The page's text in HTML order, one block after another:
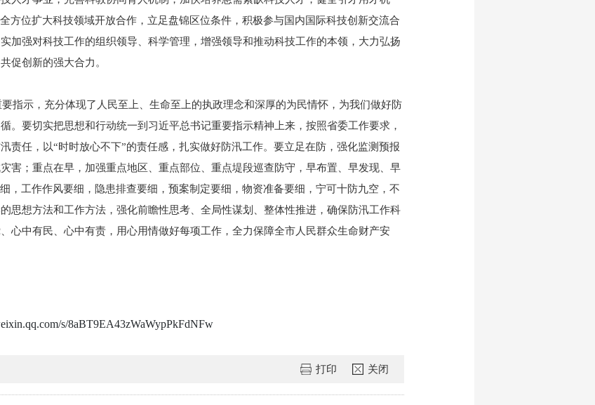
方位扩大科技领域开放合作，立足盘锦区位条件，积极参与国内国际科技创新交流合
加强对科技工作的组织领导、科学管理，增强领导和推动科技工作的本领，大力弘扬
促创新的强大合力。
示，充分体现了人民至上、生命至上的执政理念和深厚的为民情怀，为我们做好防
。要切实把思想和行动统一到习近平总书记重要指示精神上来，按照省委工作要求，
责任，以“时时放心不下”的责任感，扎实做好防汛工作。要立足在防，强化监测预报
害；重点在早，加强重点地区、重点部位、重点堤段巡查防守，早布置、早发现、早
，工作作风要细，隐患排查要细，预案制定要细，物资准备要细，宁可十防九空，不
思想方法和工作方法，强化前瞻性思考、全局性谋划、整体性推进，确保防汛工作科
心中有民、心中有责，用心用情做好每项工作，全力保障全市人民群众生命财产安
s/8aBT9EA43zWaWypPkFdNFw
打印 关闭